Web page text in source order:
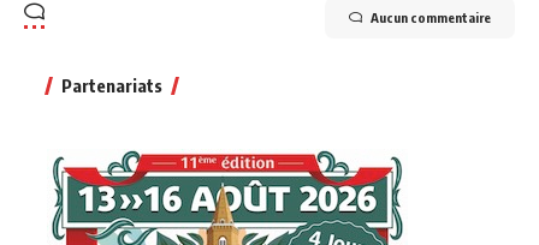
Aucun commentaire
Partenariats